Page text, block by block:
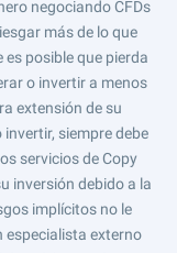
negociando CFDs
más de lo que
posible que pierda
o invertir a menos
extensión de su
siempre debe
servicios de Copy
inversión debido a la
implícitos no le
especialista externo